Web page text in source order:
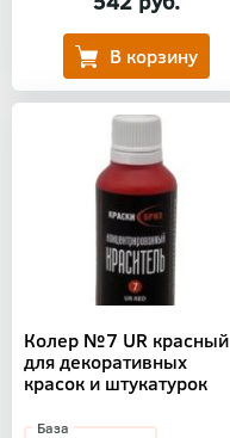
Колер №7 UR красный
для декоративных
красок и штукатурок
База